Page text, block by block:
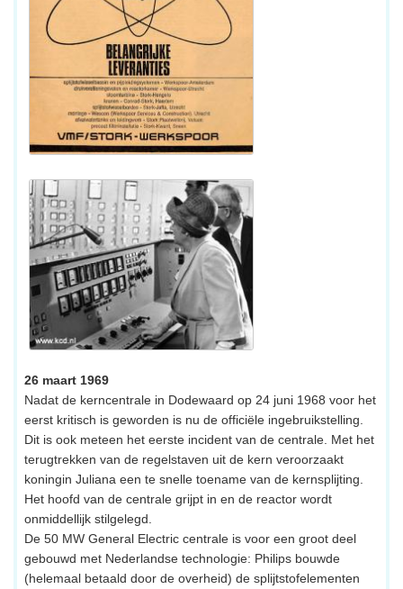
26 maart 1969
Nadat de kerncentrale in Dodewaard op 24 juni 1968 voor het
eerst kritisch is geworden is nu de officiële ingebruikstelling.
Dit is ook meteen het eerste incident van de centrale. Met het
terugtrekken van de regelstaven uit de kern veroorzaakt
koningin Juliana een te snelle toename van de kernsplijting.
Het hoofd van de centrale grijpt in en de reactor wordt
onmiddellijk stilgelegd.
De 50 MW General Electric centrale is voor een groot deel
gebouwd met Nederlandse technologie: Philips bouwde
(helemaal betaald door de overheid) de splijtstofelementen